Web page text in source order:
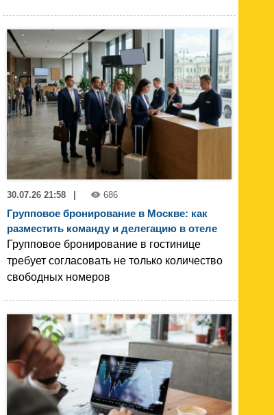
30.07.26 21:58 686
Групповое бронирование в Москве: как
разместить команду и делегацию в отеле
Групповое бронирование в гостинице
требует согласовать не только количество
свободных номеров